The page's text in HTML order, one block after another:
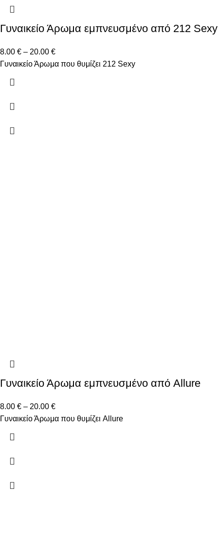
Γυναικείο Άρωμα εμπνευσμένο από 212 Sexy
8.00 € – 20.00 €
Γυναικείο Άρωμα που θυμίζει 212 Sexy
Γυναικείο Άρωμα εμπνευσμένο από Allure
8.00 € – 20.00 €
Γυναικείο Άρωμα που θυμίζει Allure